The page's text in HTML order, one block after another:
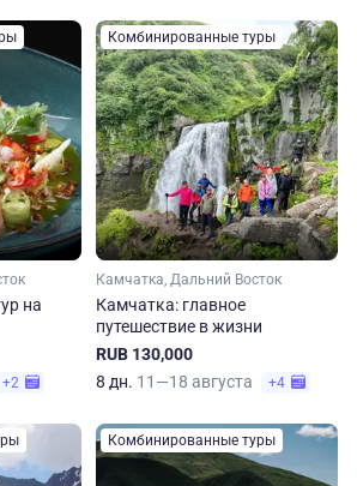
на
+2
Комбинированные туры
Камчатка, Дальний Восток
Камчатка: главное
путешествие в жизни
RUB 130,000
8 дн. 11—18 августа +4
Комбинированные туры